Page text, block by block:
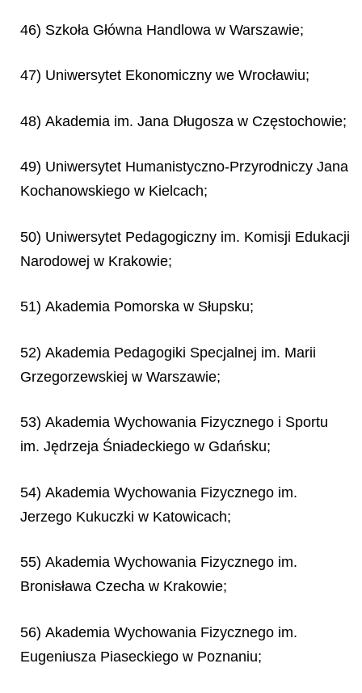
46) Szkoła Główna Handlowa w Warszawie;
47) Uniwersytet Ekonomiczny we Wrocławiu;
48) Akademia im. Jana Długosza w Częstochowie;
49) Uniwersytet Humanistyczno-Przyrodniczy Jana
Kochanowskiego w Kielcach;
50) Uniwersytet Pedagogiczny im. Komisji Edukacji
Narodowej w Krakowie;
51) Akademia Pomorska w Słupsku;
52) Akademia Pedagogiki Specjalnej im. Marii
Grzegorzewskiej w Warszawie;
53) Akademia Wychowania Fizycznego i Sportu
im. Jędrzeja Śniadeckiego w Gdańsku;
54) Akademia Wychowania Fizycznego im.
Jerzego Kukuczki w Katowicach;
55) Akademia Wychowania Fizycznego im.
Bronisława Czecha w Krakowie;
56) Akademia Wychowania Fizycznego im.
Eugeniusza Piaseckiego w Poznaniu;